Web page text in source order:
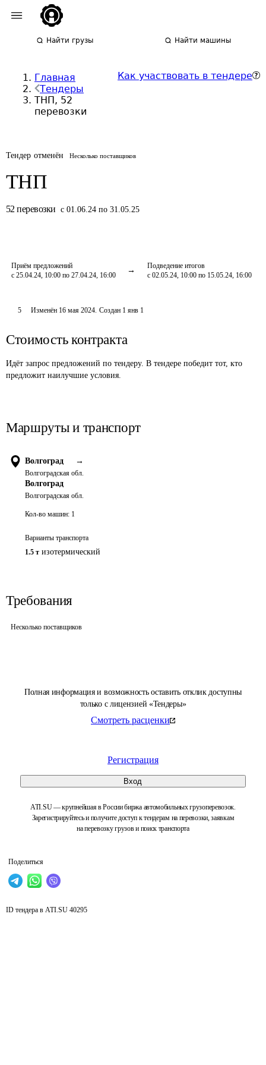
Найти грузы Найти машины
Главная
Тендеры
ТНП, 52
перевозки
Как участвовать в тендере
Тендер отменён Несколько поставщиков
ТНП
52 перевозки с 01.06.24 по 31.05.25
Приём предложений
с 25.04.24, 10:00 по 27.04.24, 16:00
Подведение итогов
с 02.05.24, 10:00 по 15.05.24, 16:00
Полная информация и возможность оставить отклик доступны
только с лицензией «Тендеры»
Смотреть расценки
Регистрация
Вход
ATI.SU — крупнейшая в России биржа автомобильных грузоперевозок.
Зарегистрируйтесь и получите доступ к тендерам на перевозки, заявкам
на перевозку грузов и поиск транспорта
Поделиться
5 Изменён 16 мая 2024. Создан 1 янв 1
Стоимость контракта
Идёт запрос предложений по тендеру. В тендере победит тот, кто
предложит наилучшие условия.
Маршруты и транспорт
Волгоград →
Волгоградская обл.
Волгоград
Волгоградская обл.
Кол-во машин: 1
Варианты транспорта
1.5 т изотермический
Требования
Несколько поставщиков
ID тендера в ATI.SU 40295